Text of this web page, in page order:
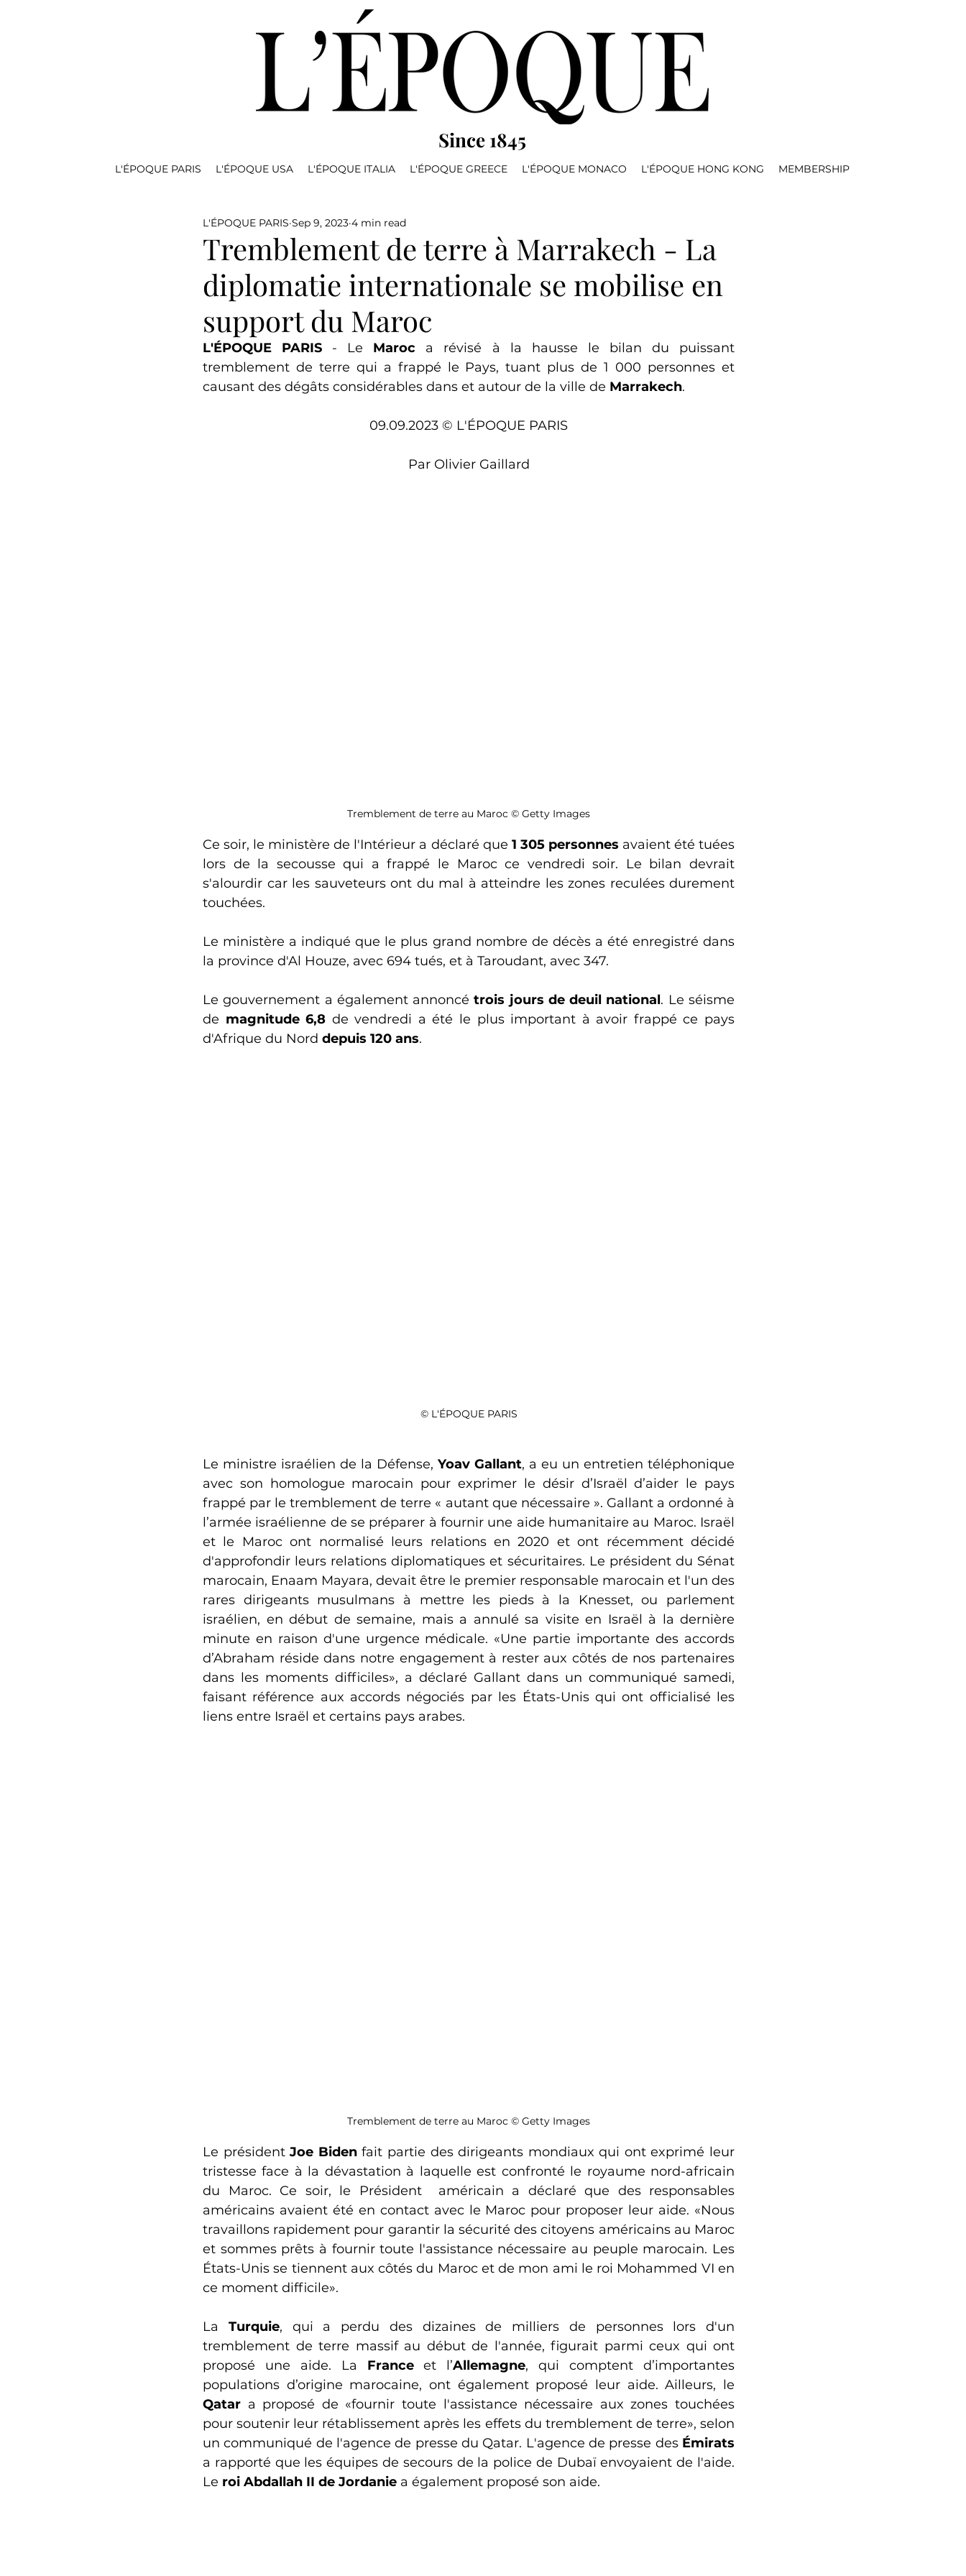
Since 1845
L'ÉPOQUE PARIS L'ÉPOQUE USA L'ÉPOQUE ITALIA L'ÉPOQUE GREECE L'ÉPOQUE MONACO L'ÉPOQUE HONG KONG MEMBERSHIP
Tremblement de terre à Marrakech - La
diplomatie internationale se mobilise en
support du Maroc
L'ÉPOQUE PARIS Sep 9, 2023 4 min read
L'ÉPOQUE PARIS - Le Maroc a révisé à la hausse le bilan du puissant
tremblement de terre qui a frappé le Pays, tuant plus de 1 000 personnes et
causant des dégâts considérables dans et autour de la ville de Marrakech.
09.09.2023 © L'ÉPOQUE PARIS
Par Olivier Gaillard
Tremblement de terre au Maroc © Getty Images
Ce soir, le ministère de l'Intérieur a déclaré que 1 305 personnes avaient été tuées
lors de la secousse qui a frappé le Maroc ce vendredi soir. Le bilan devrait
s'alourdir car les sauveteurs ont du mal à atteindre les zones reculées durement
touchées.
Le ministère a indiqué que le plus grand nombre de décès a été enregistré dans
la province d'Al Houze, avec 694 tués, et à Taroudant, avec 347.
Le gouvernement a également annoncé trois jours de deuil national. Le séisme
de magnitude 6,8 de vendredi a été le plus important à avoir frappé ce pays
d'Afrique du Nord depuis 120 ans.
© L'ÉPOQUE PARIS
Le ministre israélien de la Défense, Yoav Gallant, a eu un entretien téléphonique
avec son homologue marocain pour exprimer le désir d’Israël d’aider le pays
frappé par le tremblement de terre « autant que nécessaire ». Gallant a ordonné à
l’armée israélienne de se préparer à fournir une aide humanitaire au Maroc. Israël
et le Maroc ont normalisé leurs relations en 2020 et ont récemment décidé
d'approfondir leurs relations diplomatiques et sécuritaires. Le président du Sénat
marocain, Enaam Mayara, devait être le premier responsable marocain et l'un des
rares dirigeants musulmans à mettre les pieds à la Knesset, ou parlement
israélien, en début de semaine, mais a annulé sa visite en Israël à la dernière
minute en raison d'une urgence médicale. «Une partie importante des accords
d’Abraham réside dans notre engagement à rester aux côtés de nos partenaires
dans les moments difficiles», a déclaré Gallant dans un communiqué samedi,
faisant référence aux accords négociés par les États-Unis qui ont officialisé les
liens entre Israël et certains pays arabes.
Tremblement de terre au Maroc © Getty Images
Le président Joe Biden fait partie des dirigeants mondiaux qui ont exprimé leur
tristesse face à la dévastation à laquelle est confronté le royaume nord-africain
du Maroc. Ce soir, le Président  américain a déclaré que des responsables
américains avaient été en contact avec le Maroc pour proposer leur aide. «Nous
travaillons rapidement pour garantir la sécurité des citoyens américains au Maroc
et sommes prêts à fournir toute l'assistance nécessaire au peuple marocain. Les
États-Unis se tiennent aux côtés du Maroc et de mon ami le roi Mohammed VI en
ce moment difficile».
La Turquie, qui a perdu des dizaines de milliers de personnes lors d'un
tremblement de terre massif au début de l'année, figurait parmi ceux qui ont
proposé une aide. La France et l’Allemagne, qui comptent d’importantes
Qatar a proposé de «fournir toute l'assistance nécessaire aux zones touchées
pour soutenir leur rétablissement après les effets du tremblement de terre», selon
un communiqué de l'agence de presse du Qatar. L'agence de presse des Émirats
a rapporté que les équipes de secours de la police de Dubaï envoyaient de l'aide.
Le roi Abdallah II de Jordanie a également proposé son aide.